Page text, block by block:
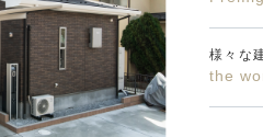
様々な
the